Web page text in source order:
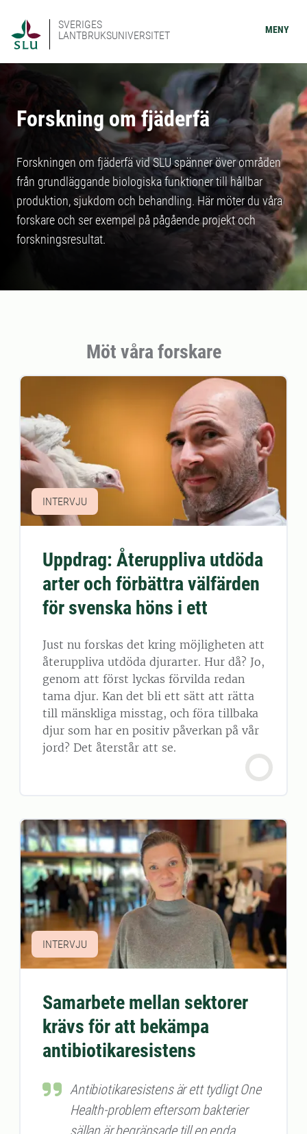
SVERIGES
LANTBRUKSUNIVERSITET
MENY
Forskning om fjäderfä
Forskningen om fjäderfä vid SLU spänner över områden
från grundläggande biologiska funktioner till hållbar
produktion, sjukdom och behandling. Här möter du våra
forskare och ser exempel på pågående projekt och
forskningsresultat.
Möt våra forskare
INTERVJU
Uppdrag: Återuppliva utdöda
arter och förbättra välfärden
för svenska höns i ett
Just nu forskas det kring möjligheten att
återuppliva utdöda djurarter. Hur då? Jo,
genom att först lyckas förvilda redan
tama djur. Kan det bli ett sätt att rätta
till mänskliga misstag, och föra tillbaka
djur som har en positiv påverkan på vår
jord? Det återstår att se.
INTERVJU
Samarbete mellan sektorer
krävs för att bekämpa
antibiotikaresistens
Antibiotikaresistens är ett tydligt One
Health-problem eftersom bakterier